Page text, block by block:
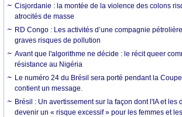
Cisjordanie : la montée de la violence des colons
atrocités de masse
RD Congo : Les activités d’une compagnie
graves risques de pollution
Avant que l'algorithme ne décide : le récit queer
résistance au Nigéria
Le numéro 24 du Brésil sera porté pendant la
contient un message.
Brésil : Un avertissement sur la façon dont l'IA et les
devenir un « risque excessif » pour les femmes et